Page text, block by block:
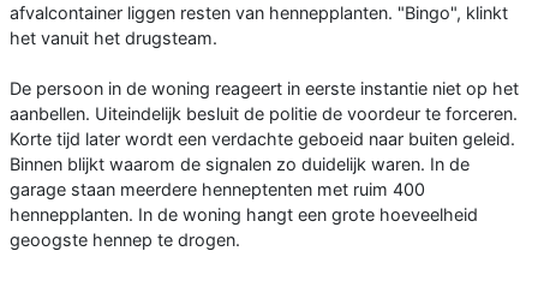
afvalcontainer liggen resten van hennepplanten. "Bingo", klinkt
het vanuit het drugsteam.
De persoon in de woning reageert in eerste instantie niet op het
aanbellen. Uiteindelijk besluit de politie de voordeur te forceren.
Korte tijd later wordt een verdachte geboeid naar buiten geleid.
Binnen blijkt waarom de signalen zo duidelijk waren. In de
garage staan meerdere henneptenten met ruim 400
hennepplanten. In de woning hangt een grote hoeveelheid
geoogste hennep te drogen.